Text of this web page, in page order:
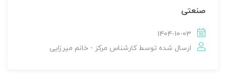
صنعتی
1404-10-03
ارسال شده توسطکارشناس مرکز - خانم میرزایی